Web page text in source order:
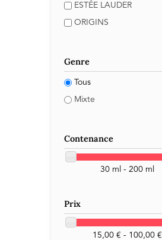
ESTÉE LAUDER
ORIGINS
Genre
Tous
Mixte
Contenance
30 ml - 200 ml
Prix
15,00 € - 100,00 €